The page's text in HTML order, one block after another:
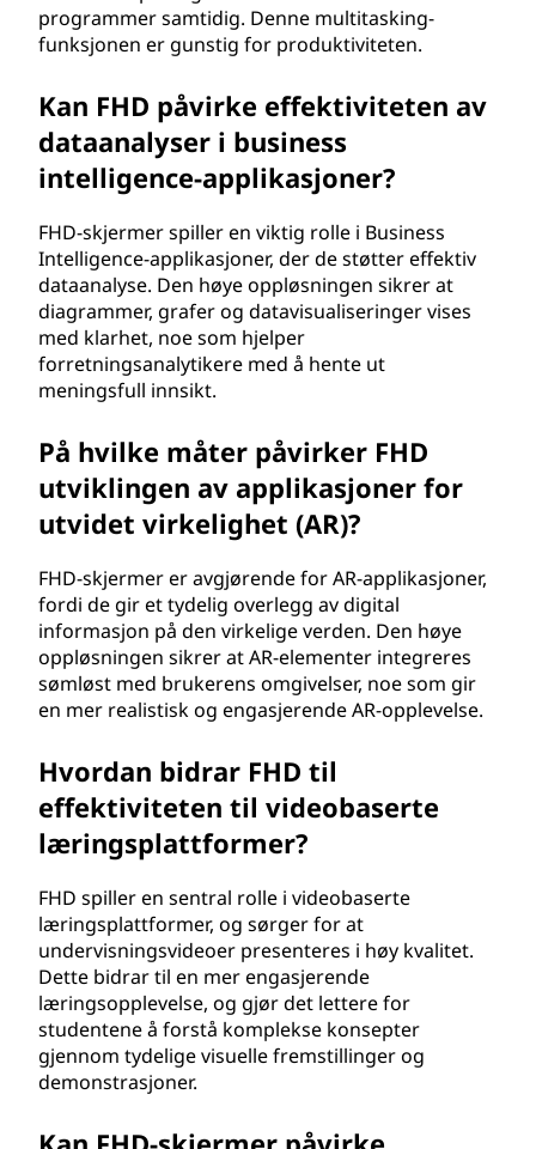
programmer samtidig. Denne multitasking-
funksjonen er gunstig for produktiviteten.
Kan FHD påvirke effektiviteten av
dataanalyser i business
intelligence-applikasjoner?
FHD-skjermer spiller en viktig rolle i Business
Intelligence-applikasjoner, der de støtter effektiv
dataanalyse. Den høye oppløsningen sikrer at
diagrammer, grafer og datavisualiseringer vises
med klarhet, noe som hjelper
forretningsanalytikere med å hente ut
meningsfull innsikt.
På hvilke måter påvirker FHD
utviklingen av applikasjoner for
utvidet virkelighet (AR)?
FHD-skjermer er avgjørende for AR-applikasjoner,
fordi de gir et tydelig overlegg av digital
informasjon på den virkelige verden. Den høye
oppløsningen sikrer at AR-elementer integreres
sømløst med brukerens omgivelser, noe som gir
en mer realistisk og engasjerende AR-opplevelse.
Hvordan bidrar FHD til
effektiviteten til videobaserte
læringsplattformer?
FHD spiller en sentral rolle i videobaserte
læringsplattformer, og sørger for at
undervisningsvideoer presenteres i høy kvalitet.
Dette bidrar til en mer engasjerende
læringsopplevelse, og gjør det lettere for
studentene å forstå komplekse konsepter
gjennom tydelige visuelle fremstillinger og
demonstrasjoner.